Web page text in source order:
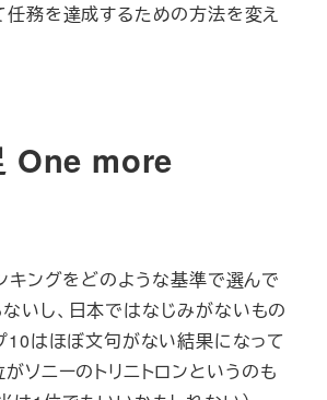
任務を達成するための方法を変え
One more
キングをどのような基準で選んで
いし、日本ではなじみがないもの
10はほぼ文句がない結果になって
ソニーのトリニトロンというのも